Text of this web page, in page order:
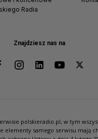
Znajdziesz nas na
Radia
polskieradio.pl, w tym
elementy samego serwisu mają